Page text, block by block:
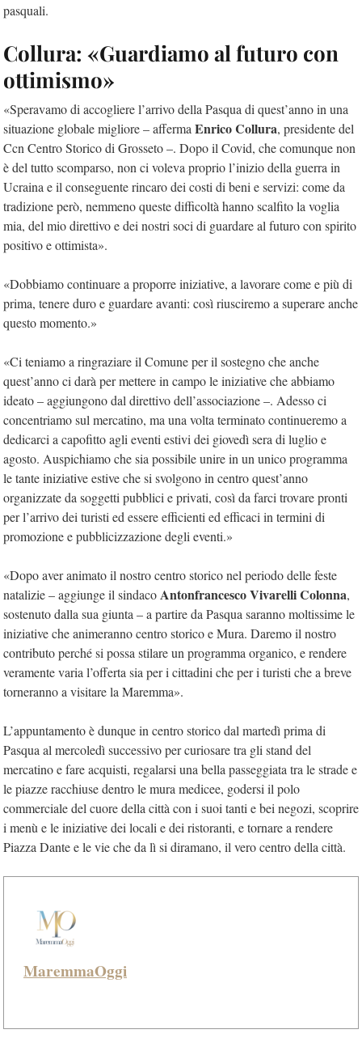
pasquali.
Collura: «Guardiamo al futuro con
ottimismo»
«Speravamo di accogliere l’arrivo della Pasqua di quest’anno in una
situazione globale migliore – afferma Enrico Collura, presidente del
Ccn Centro Storico di Grosseto –. Dopo il Covid, che comunque non
è del tutto scomparso, non ci voleva proprio l’inizio della guerra in
Ucraina e il conseguente rincaro dei costi di beni e servizi: come da
tradizione però, nemmeno queste difficoltà hanno scalfito la voglia
mia, del mio direttivo e dei nostri soci di guardare al futuro con spirito
positivo e ottimista».
«Dobbiamo continuare a proporre iniziative, a lavorare come e più di
prima, tenere duro e guardare avanti: così riusciremo a superare anche
questo momento.»
«Ci teniamo a ringraziare il Comune per il sostegno che anche
quest’anno ci darà per mettere in campo le iniziative che abbiamo
ideato – aggiungono dal direttivo dell’associazione –. Adesso ci
concentriamo sul mercatino, ma una volta terminato continueremo a
dedicarci a capofitto agli eventi estivi dei giovedì sera di luglio e
agosto. Auspichiamo che sia possibile unire in un unico programma
le tante iniziative estive che si svolgono in centro quest’anno
organizzate da soggetti pubblici e privati, così da farci trovare pronti
per l’arrivo dei turisti ed essere efficienti ed efficaci in termini di
promozione e pubblicizzazione degli eventi.»
«Dopo aver animato il nostro centro storico nel periodo delle feste
natalizie – aggiunge il sindacoAntonfrancesco Vivarelli Colonna,
sostenuto dalla sua giunta – a partire da Pasqua saranno moltissime le
iniziative che animeranno centro storico e Mura. Daremo il nostro
contributo perché si possa stilare un programma organico, e rendere
veramente varia l’offerta sia per i cittadini che per i turisti che a breve
torneranno a visitare la Maremma».
L’appuntamento è dunque in centro storico dal martedì prima di
Pasqua al mercoledì successivo per curiosare tra gli stand del
mercatino e fare acquisti, regalarsi una bella passeggiata tra le strade e
le piazze racchiuse dentro le mura medicee, godersi il polo
commerciale del cuore della città con i suoi tanti e bei negozi, scoprire
i menù e le iniziative dei locali e dei ristoranti, e tornare a rendere
Piazza Dante e le vie che da lì si diramano, il vero centro della città.
MaremmaOggi